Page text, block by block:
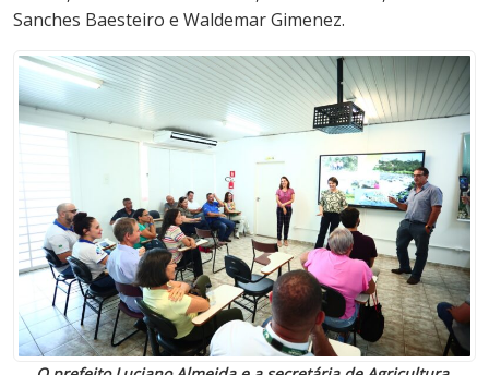
Sanches Baesteiro e Waldemar Gimenez.